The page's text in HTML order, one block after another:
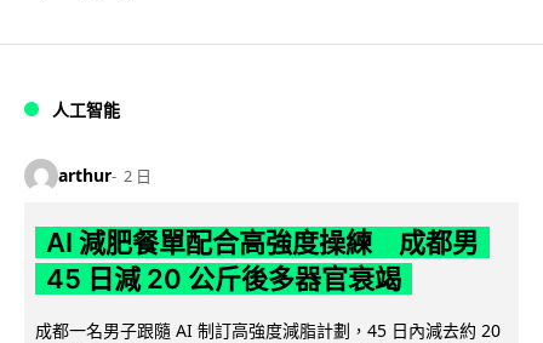
人工智能
arthur 2 日
AI 減肥餐單配合高強度操練 成都男
45 日減 20 公斤後多器官衰竭
成都一名男子跟隨 AI 制訂高強度減脂計劃，45 日內減去約 20